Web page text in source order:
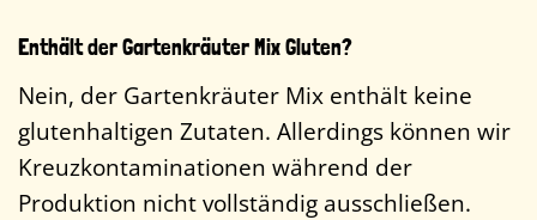
Enthält der Gartenkräuter Mix Gluten?
Nein, der Gartenkräuter Mix enthält keine
glutenhaltigen Zutaten. Allerdings können wir
Kreuzkontaminationen während der
Produktion nicht vollständig ausschließen.